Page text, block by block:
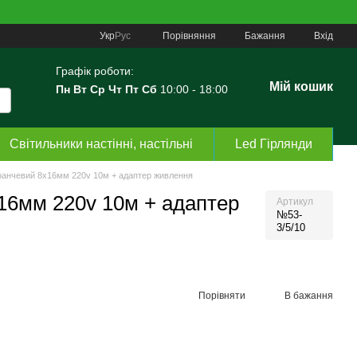
УкрРус Порівняння Бажання Вхід
Графік роботи:
Пн Вт Ср Чт Пт Сб 10:00 - 18:00 Мій кошик
Світильники настінні, настільні Led Гірлянди
8х16мм 220v 10м + адаптер живлення
220v 10м + адаптер Артикул
№53-
3/5/10
Порівняти В бажання